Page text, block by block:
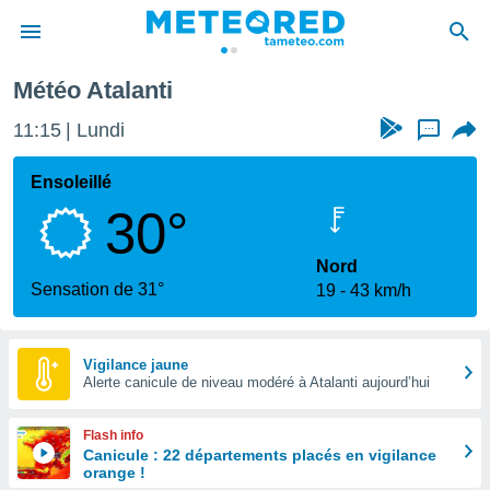
de
Météo Atalanti
11:15 Lundi ...
Ensoleillé
30°
Sensation de 31°
Nord
19
43 km/h
Vigilance jaune
Alerte canicule de niveau modéré à Atalanti aujourd’hui
Flash info
Canicule : 22 départements placés en vigilance
orange !